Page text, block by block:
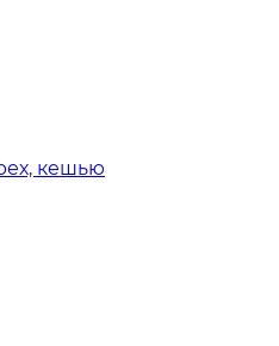
кешью